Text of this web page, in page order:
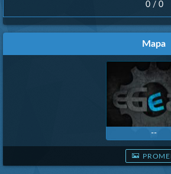
0 / 0
Mapa
--